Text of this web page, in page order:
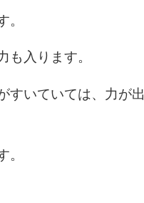
。
入ります。
すいていては、力が出
。